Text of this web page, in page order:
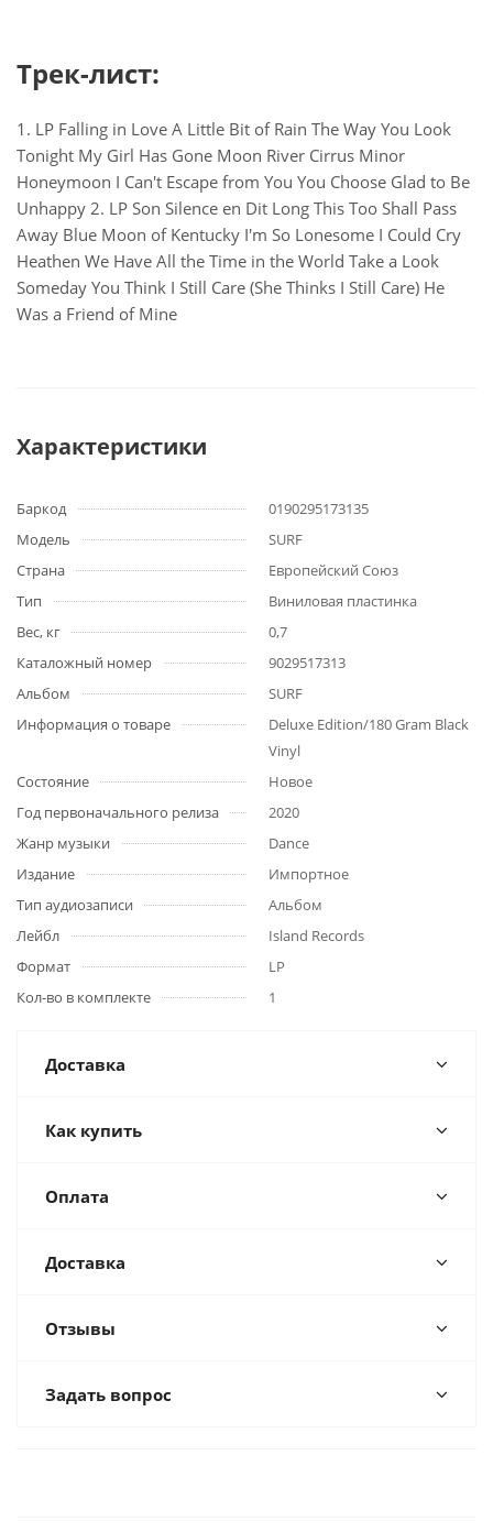
Трек-лист:
1. LP Falling in Love A Little Bit of Rain The Way You Look
Tonight My Girl Has Gone Moon River Cirrus Minor
Honeymoon I Can't Escape from You You Choose Glad to Be
Unhappy 2. LP Son Silence en Dit Long This Too Shall Pass
Away Blue Moon of Kentucky I'm So Lonesome I Could Cry
Heathen We Have All the Time in the World Take a Look
Someday You Think I Still Care (She Thinks I Still Care) He
Was a Friend of Mine
Характеристики
Баркод
0190295173135
Модель
SURF
Страна
Европейский Союз
Тип
Виниловая пластинка
Вес, кг
0,7
Каталожный номер
9029517313
Альбом
SURF
Информация о товаре
Deluxe Edition/180 Gram Black
Vinyl
Состояние
Новое
Год первоначального релиза
2020
Жанр музыки
Dance
Издание
Импортное
Тип аудиозаписи
Альбом
Лейбл
Island Records
Формат
LP
Кол-во в комплекте
1
Доставка
Как купить
Оплата
Доставка
Отзывы
Задать вопрос